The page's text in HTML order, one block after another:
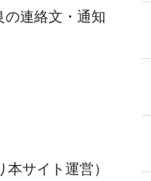
の連絡文・通知
本サイト運営）